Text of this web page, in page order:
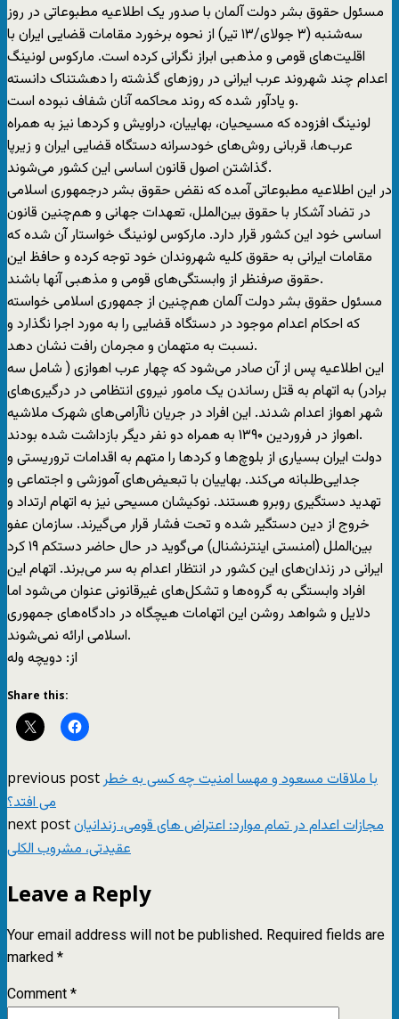
مسئول حقوق بشر دولت آلمان با صدور یک اطلاعیه مطبوعاتی در روز
سه‌شنبه (۳ جولای/۱۳ تیر) از نحوه برخورد مقامات قضایی ایران با
اقلیت‌های قومی و مذهبی ابراز نگرانی کرده است. مارکوس لونینگ
اعدام چند شهروند عرب ایرانی در روزهای گذشته را دهشتناک دانسته
و یادآور شده که روند محاکمه آنان شفاف نبوده است.
لونینگ افزوده که مسیحیان، بهاییان، دراویش و کردها نیز به همراه
عرب‌ها، قربانی روش‌های خودسرانه دستگاه قضایی ایران و زیرپا
گذاشتن اصول قانون اساسی این کشور می‌شوند.
در این اطلاعیه مطبوعاتی آمده که نقض حقوق بشر درجمهوری اسلامی
در تضاد آشکار با حقوق بین‌الملل، تعهدات جهانی و هم‌چنین قانون
اساسی خود این کشور قرار دارد. مارکوس لونینگ خواستار آن شده که
مقامات ایرانی به حقوق کلیه شهروندان خود توجه کرده و حافظ این
حقوق صرفنظر از وابستگی‌های قومی و مذهبی آنها باشند.
مسئول حقوق بشر دولت آلمان هم‌چنین از جمهوری اسلامی خواسته
که احکام اعدام موجود در دستگاه قضایی را به مورد اجرا نگذارد و
نسبت به متهمان و مجرمان رافت نشان دهد.
این اطلاعیه پس از آن صادر می‌شود که چهار عرب اهوازی ( شامل سه
برادر) به اتهام به قتل رساندن یک مامور نیروی انتظامی در درگیری‌های
شهر اهواز اعدام شدند. این افراد در جریان ناآرامی‌های شهرک ملاشیه
اهواز در فروردین ۱۳۹۰ به همراه دو نفر دیگر بازداشت شده بودند.
دولت ایران بسیاری از بلوچ‌ها و کردها را متهم به اقدامات تروریستی و
جدایی‌طلبانه می‌کند. بهاییان با تبعیض‌های آموزشی و اجتماعی و
تهدید دستگیری روبرو هستند. نوکیشان مسیحی نیز به اتهام ارتداد و
خروج از دین دستگیر شده و تحت فشار قرار می‌گیرند. سازمان عفو
بین‌‌الملل (امنستی اینترنشنال) می‌گوید در حال حاضر دستکم ۱۹ کرد
ایرانی در زندان‌های این کشور در انتظار اعدام به سر می‌‌برند. اتهام این
افراد وابستگی به گروه‌ها و تشکل‌های غیرقانونی عنوان می‌شود اما
دلایل و شواهد روشن این اتهامات هیچگاه در دادگاه‌های جمهوری
اسلامی ارائه نمی‌شوند.
از: دويچه وله
Share this:
previous postبا ملاقات مسعود و مهسا امنیت چه کسی به خطر
می افتد؟
next postمجازات اعدام در تمام موارد: اعتراض های قومی، زندانیان
عقیدتی، مشروب الکلی
Leave a Reply
Your email address will not be published. Required fields are
marked*
Comment*